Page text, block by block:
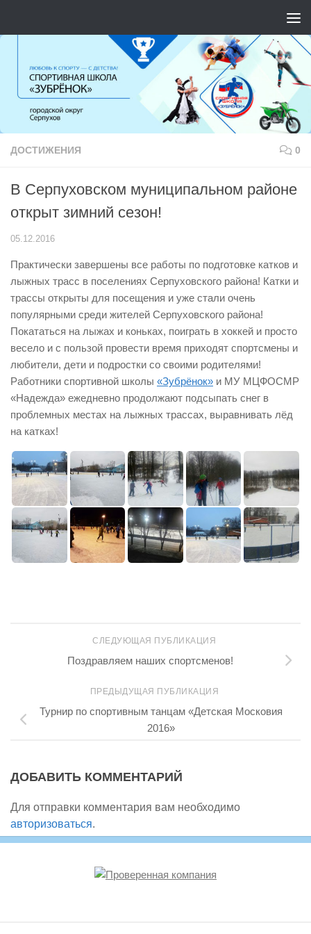
ДОСТИЖЕНИЯ 0
В Серпуховском муниципальном районе
открыт зимний сезон!
05.12.2016
Практически завершены все работы по подготовке катков и
лыжных трасс в поселениях Серпуховского района! Катки и
трассы открыты для посещения и уже стали очень
популярными среди жителей Серпуховского района!
Покататься на лыжах и коньках, поиграть в хоккей и просто
весело и с пользой провести время приходят спортсмены и
любители, дети и подростки со своими родителями!
Работники спортивной школы «Зубрёнок» и МУ МЦФОСМР
«Надежда» ежедневно продолжают подсыпать снег в
проблемных местах на лыжных трассах, выравнивать лёд
на катках!
СЛЕДУЮЩАЯ ПУБЛИКАЦИЯ
Поздравляем наших спортсменов!
ПРЕДЫДУЩАЯ ПУБЛИКАЦИЯ
Турнир по спортивным танцам «Детская Московия
2016»
ДОБАВИТЬ КОММЕНТАРИЙ
Для отправки комментария вам необходимо
авторизоваться.